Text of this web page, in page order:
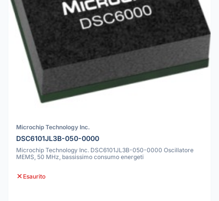
Microchip Technology Inc.
DSC6101JL3B-050-0000
Microchip Technology Inc. DSC6101JL3B-050-0000 Oscillatore
MEMS, 50 MHz, bassissimo consumo energeti
Esaurito